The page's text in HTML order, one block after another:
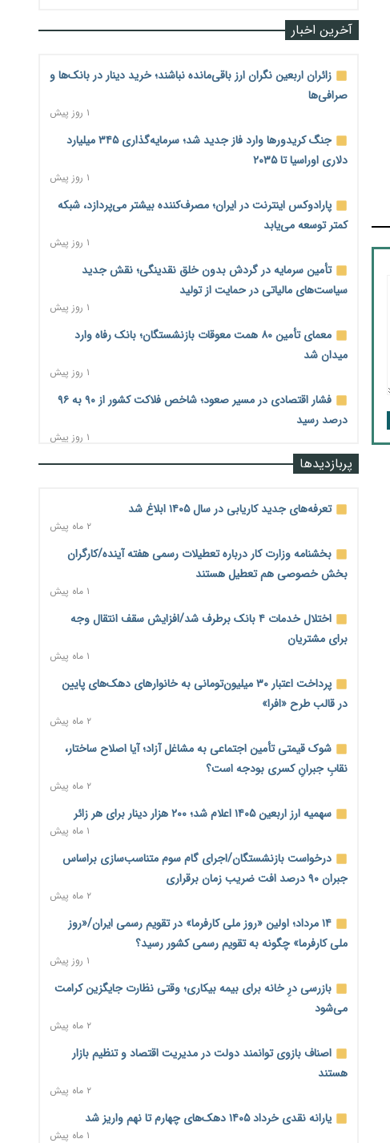
آخرین اخبار
زائران اربعین نگران ارز باقی‌مانده نباشند؛ خرید دینار در بانک‌ها و
صرافی‌ها
۱ روز پیش
جنگ کریدورها وارد فاز جدید شد؛ سرمایه‌گذاری ۳۴۵ میلیارد
دلاری اوراسیا تا ۲۰۳۵
۱ روز پیش
پارادوکس اینترنت در ایران؛ مصرف‌کننده بیشتر می‌پردازد، شبکه
کمتر توسعه می‌یابد
۱ روز پیش
تأمین سرمایه در گردش بدون خلق نقدینگی؛ نقش جدید
سیاست‌های مالیاتی در حمایت از تولید
۱ روز پیش
معمای تأمین ۸۰ همت معوقات بازنشستگان؛ بانک رفاه وارد
میدان شد
۱ روز پیش
فشار اقتصادی در مسیر صعود؛ شاخص فلاکت کشور از ۹۰ به ۹۶
درصد رسید
۱ روز پیش
رشد ۷۵ هزار میلیاردی بازار خرید اعتباری؛ فین‌تک‌ها وارد میدان
۱ روز پیش
آغاز اجرای پایلوت «ردا کارت» برای دانشجویان تحصیلات تکمیلی
۱ روز پیش
محدودیت تازه برای شبکه بانکی؛ افزایش سپرده قانونی با هدف
کنترل تورم
۱ روز پیش
ترمز تولید خودرو کشیده شد؛ افت ۲۵ درصدی تیراژ ایران‌خودرو،
سایپا و پارس‌خودرو
۱ روز پیش
بنگاه‌داری بانک‌ها؛ مانع بزرگ خانه‌دار شدن مستأجران
نماینده مجلس: توسعه مرزهای زمینی به راهبرد تأمین کالاهای
اساسی تبدیل شود
۱ روز پیش
خانه کارگر قزوین: شکاف دستمزد و هزینه معیشت هر روز عمیق‌تر
می‌شود
۱ روز پیش
رئیس سازمان امور مالیاتی: بلاگرهای پردرآمد مشمول پرداخت
مالیات هستند
۱ روز پیش
پیش‌بینی افزایش تولید برنج؛ نیاز وارداتی کشور به ۵۰۰ هزار تن
کاهش می‌یابد
۱ روز پیش
میلیارد دلاری
۱ روز پیش
اختیارات جدید گمرکات برای تمدید ورود موقت کالا و خودرو تا
پربازدیدها
تعرفه‌های جدید کاریابی در سال ۱۴۰۵ ابلاغ شد
۲ ماه پیش
بخشنامه وزارت کار درباره تعطیلات رسمی هفته آینده/کارگران
بخش خصوصی هم تعطیل هستند
۱ ماه پیش
اختلال خدمات ۴ بانک برطرف شد/افزایش سقف انتقال وجه
برای مشتریان
۱ ماه پیش
پرداخت اعتبار ۳۰ میلیون‌تومانی به خانوارهای دهک‌های پایین
در قالب طرح «افرا»
۲ ماه پیش
شوک قیمتی تأمین اجتماعی به مشاغل آزاد؛ آیا اصلاح ساختار،
نقابِ جبرانِ کسری بودجه است؟
۲ ماه پیش
سهمیه ارز اربعین ۱۴۰۵ اعلام شد؛ ۲۰۰ هزار دینار برای هر زائر
۱ ماه پیش
درخواست بازنشستگان/اجرای گام سوم متناسب‌سازی براساس
جبران ۹۰ درصد افت ضریب زمان برقراری
۲ ماه پیش
۱۴ مرداد؛ اولین «روز ملی کارفرما» در تقویم رسمی ایران/«روز
ملی کارفرما» چگونه به تقویم رسمی کشور رسید؟
۱ روز پیش
بازرسی درِ خانه برای بیمه بیکاری؛ وقتی نظارت جایگزین کرامت
می‌شود
۲ ماه پیش
اصناف بازوی توانمند دولت در مدیریت اقتصاد و تنظیم بازار
هستند
۲ ماه پیش
یارانه نقدی خرداد ۱۴۰۵ دهک‌های چهارم تا نهم واریز شد
۱ ماه پیش